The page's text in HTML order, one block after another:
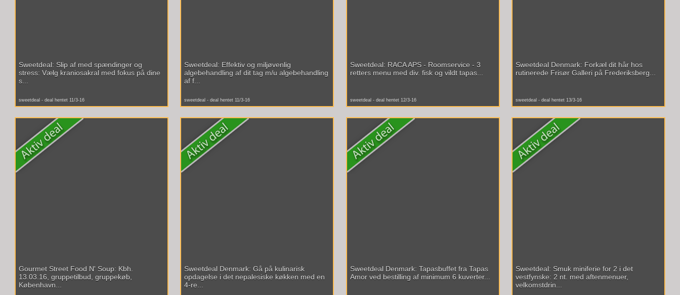
Sweetdeal: Slip af med spændinger og
stress: Vælg kraniosakral med fokus på dine
s...
sweetdeal - deal hentet 11/3-16
Sweetdeal: Effektiv og miljøvenlig
algebehandling af dit tag m/u algebehandling
af f...
sweetdeal - deal hentet 11/3-16
Sweetdeal: RACA APS - Roomservice - 3
retters menu med div. fisk og vildt tapas...
sweetdeal - deal hentet 12/3-16
Sweetdeal Denmark: Forkæl dit hår hos
rutinerede Frisør Galleri på Frederiksberg...
sweetdeal - deal hentet 13/3-16
Gourmet Street Food N' Soup: Kbh.
13.03.16, gruppetilbud, gruppekøb,
København...
Sweetdeal Denmark: Gå på kulinarisk
opdagelse i det nepalesiske køkken med en
4-re...
Sweetdeal Denmark: Tapasbuffet fra Tapas
Amor ved bestilling af minimum 6 kuverter...
Sweetdeal: Smuk miniferie for 2 i det
vestfynske: 2 nt. med aftenmenuer,
velkomstdrin...